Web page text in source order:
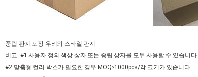
중립 판지 포장 우리의 스타일 판지
비고: #1.사용자 정의 색상 상자 또는 중립 상자를 모두 사용할 수 있습니다.
#2.맞춤형 컬러 박스가 필요한 경우 MOQ≥1000pcs/각 크기가 있습니다.